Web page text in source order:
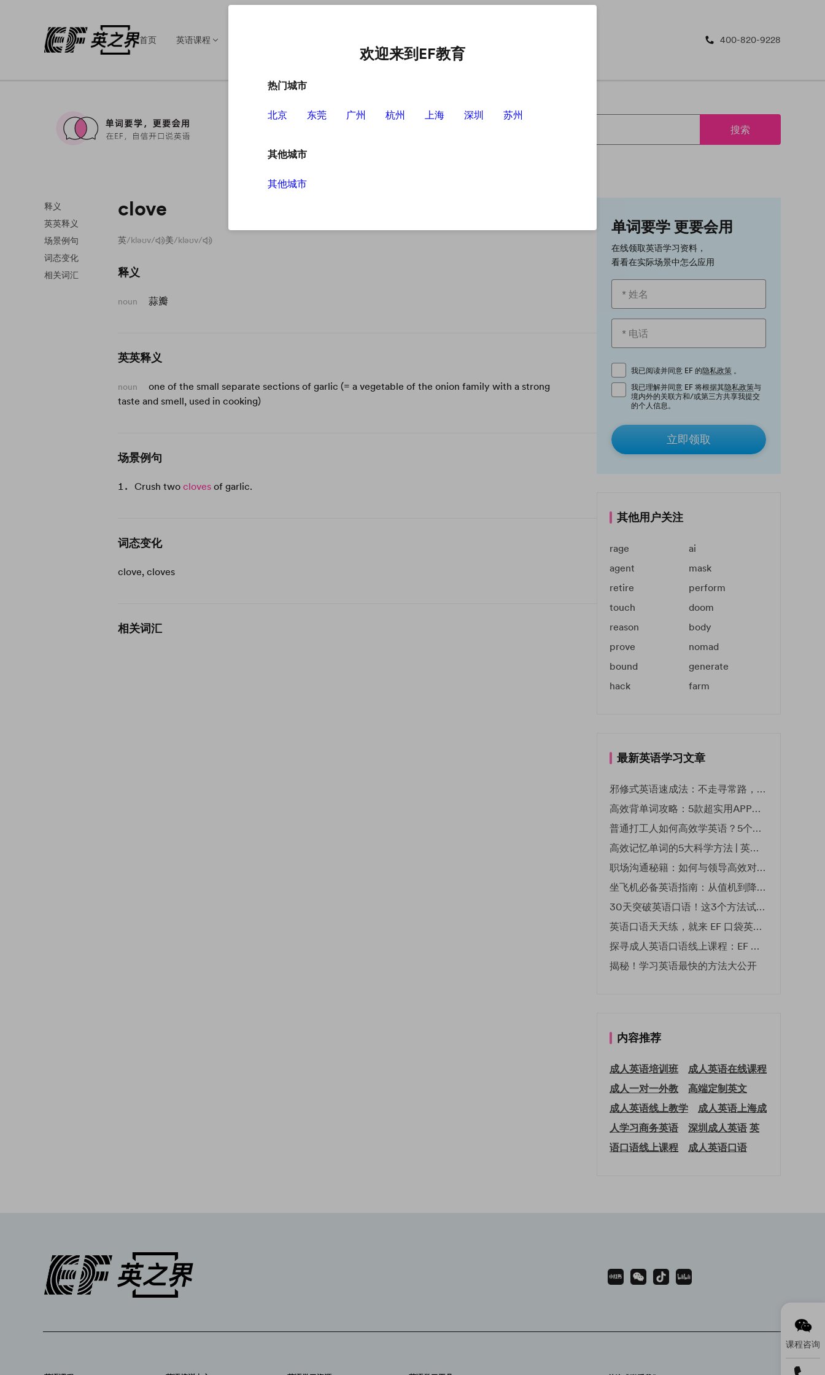
首页 英语课程 400-820-9228
搜索
释义
英英释义
场景例句
词态变化
相关词汇
clove
英/kləʊv/ 美/kləʊv/
释义
noun 蒜瓣
英英释义
noun
one of the small separate sections of garlic (= a vegetable of the onion family with a strong
taste and smell, used in cooking)
场景例句
Crush twoclovesof garlic.
词态变化
clove, cloves
相关词汇
单词要学 更要会用
在线领取英语学习资料，
看看在实际场景中怎么应用
我已阅读并同意 EF 的隐私政策 。
我已理解并同意 EF 将根据其隐私政策与
境内外的关联方和/或第三方共享我提交
的个人信息。
立即领取
其他用户关注
rage
ai
agent
mask
retire
perform
touch
doom
reason
body
prove
nomad
bound
generate
hack
farm
最新英语学习文章
邪修式英语速成法：不走寻常路，英语战力狂飙！
高效背单词攻略：5款超实用APP推荐 | EF英孚教育
普通打工人如何高效学英语？5个实用技巧助你突破职场瓶颈
高效记忆单词的5大科学方法 | 英语学习必备技巧
职场沟通秘籍：如何与领导高效对话 | EF英孚职场指南
坐飞机必备英语指南：从值机到降落的全流程表达
30天突破英语口语！这3个方法试过的人都说有效
英语口语天天练，就来 EF 口袋英语微信小程序
探寻成人英语口语线上课程：EF 英孚教育凭什么领航
揭秘！学习英语最快的方法大公开
内容推荐
成人英语培训班
成人英语在线课程
成人一对一外教
高端定制英文
成人英语线上教学
成人英语上海成
人学习商务英语
深圳成人英语英
语口语线上课程
成人英语口语
课程咨询
欢迎来到EF教育
热门城市
北京 东莞 广州 杭州 上海 深圳 苏州
其他城市
其他城市